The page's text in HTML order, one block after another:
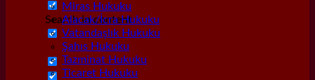
Search in content
Miras Hukuku
Alacak/İcra Hukuku
Vatandaşlık Hukuku
Şahıs Hukuku
Tazminat Hukuku
Ticaret Hukuku